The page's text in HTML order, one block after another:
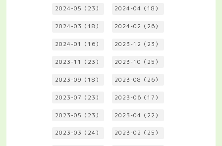
2024-05（23） 2024-04（18）
2024-03（18） 2024-02（26）
2024-01（16） 2023-12（23）
2023-11（23） 2023-10（25）
2023-09（18） 2023-08（26）
2023-07（23） 2023-06（17）
2023-05（23） 2023-04（22）
2023-03（24） 2023-02（25）